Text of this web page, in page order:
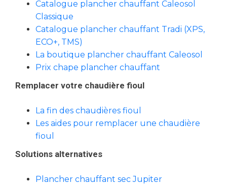
Catalogue plancher chauffant Caleosol
Classique
Catalogue plancher chauffant Tradi (XPS,
ECO+, TMS)
La boutique plancher chauffant Caleosol
Prix chape plancher chauffant
Remplacer votre chaudière fioul
La fin des chaudières fioul
Les aides pour remplacer une chaudière
fioul
Solutions alternatives
Plancher chauffant sec Jupiter